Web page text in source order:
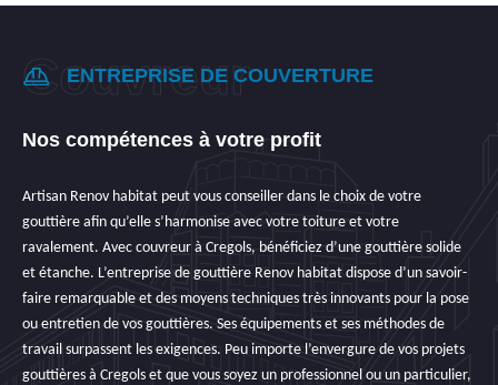
ENTREPRISE DE COUVERTURE
Nos compétences à votre profit
Artisan Renov habitat peut vous conseiller dans le choix de votre
gouttière afin qu’elle s’harmonise avec votre toiture et votre
ravalement. Avec couvreur à Cregols, bénéficiez d’une gouttière solide
et étanche. L’entreprise de gouttière Renov habitat dispose d’un savoir-
faire remarquable et des moyens techniques très innovants pour la pose
ou entretien de vos gouttières. Ses équipements et ses méthodes de
travail surpassent les exigences. Peu importe l’envergure de vos projets
gouttières à Cregols et que vous soyez un professionnel ou un particulier,